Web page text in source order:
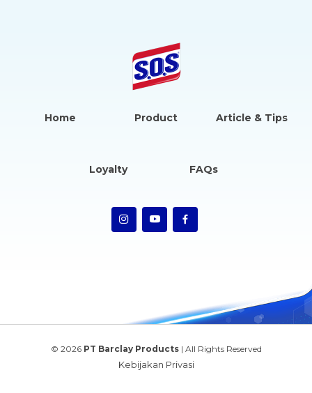
Home Product Article & Tips
Loyalty FAQs
© 2026 PT Barclay Products| All Rights Reserved
Kebijakan Privasi